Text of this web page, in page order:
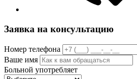
Заявка на консультацию
Номер телефона
Ваше имя
Больной употребляет